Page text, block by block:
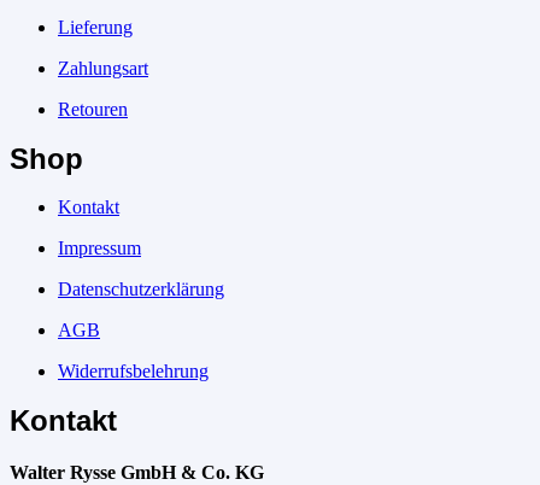
Lieferung
Zahlungsart
Retouren
Shop
Kontakt
Impressum
Datenschutzerklärung
AGB
Widerrufsbelehrung
Kontakt
Walter Rysse GmbH & Co. KG